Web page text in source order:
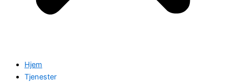
Hjem
Tjenester